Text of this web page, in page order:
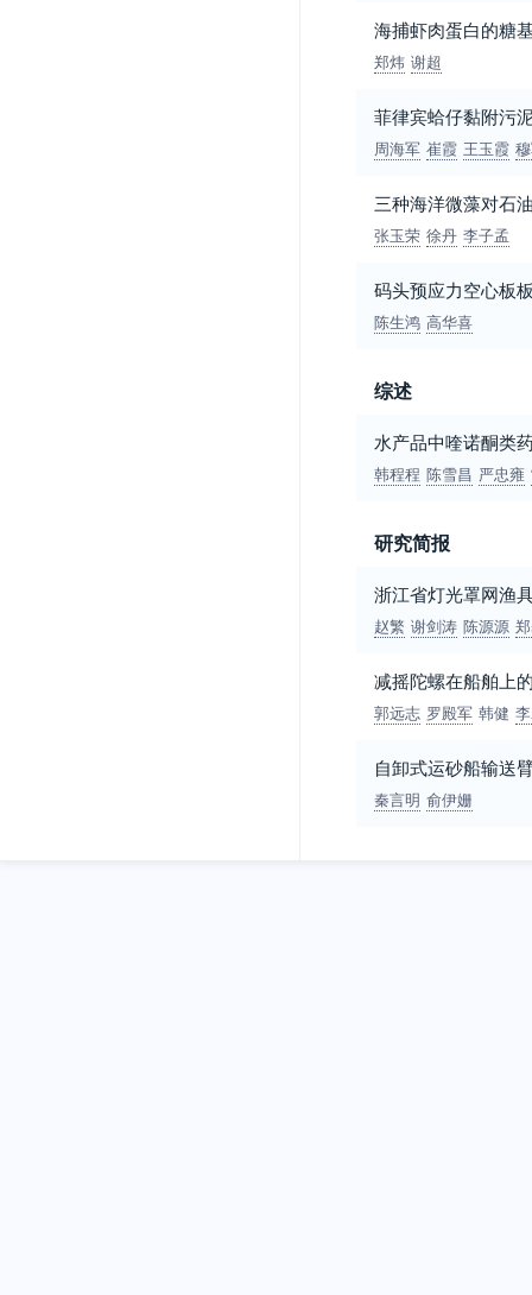
海捕虾肉蛋白的糖
郑炜 谢超
菲律宾蛤仔黏附污
周海军 崔霞 王玉霞
三种海洋微藻对石
张玉荣 徐丹 李子孟
码头预应力空心板
陈生鸿 高华喜
综述
水产品中喹诺酮类
韩程程 陈雪昌 严忠雍
研究简报
浙江省灯光罩网渔
赵繁 谢剑涛 陈源源
减摇陀螺在船舶上
郭远志 罗殿军 韩健
自卸式运砂船输送
秦言明 俞伊姗